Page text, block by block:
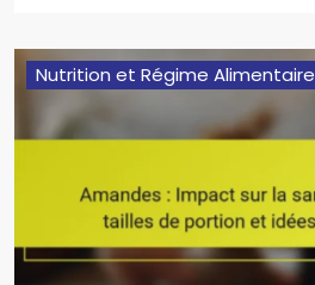
Nutrition et Régime Alimentaire